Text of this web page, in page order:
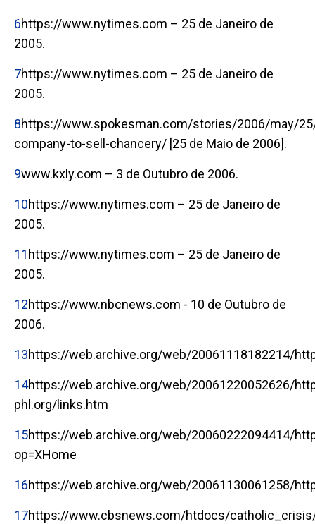
6https://www.nytimes.com – 25 de Janeiro de
2005.
7https://www.nytimes.com – 25 de Janeiro de
2005.
8https://www.spokesman.com/stories/2006/may/
company-to-sell-chancery/ [25 de Maio de 2006].
9www.kxly.com – 3 de Outubro de 2006.
10https://www.nytimes.com – 25 de Janeiro de
2005.
11 https://www.nytimes.com – 25 de Janeiro de
2005.
12https://www.nbcnews.com - 10 de Outubro de
2006.
13https://web.archive.org/web/20061118182214/
14https://web.archive.org/web/20061220052626/
phl.org/links.htm
15https://web.archive.org/web/20060222094414/
op=XHome
16https://web.archive.org/web/20061130061258/
17https://www.cbsnews.com/htdocs/